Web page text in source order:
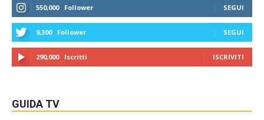
550,000 Follower SEGUI
9,300 Follower SEGUI
290,000 Iscritti ISCRIVITI
GUIDA TV